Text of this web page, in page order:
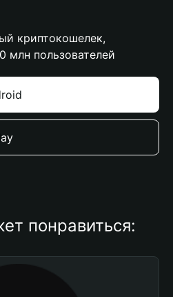
криптокошелек,
млн пользователей
понравиться: